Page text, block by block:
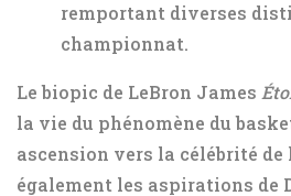
remportant diverses
championnat.
Le biopic de LeBron James
la vie du phénomène du
ascension vers la célébrité de
également les aspirations de